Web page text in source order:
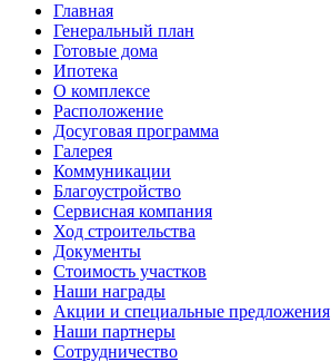
Главная
Генеральный план
Готовые дома
Ипотека
О комплексе
Расположение
Досуговая программа
Галерея
Коммуникации
Благоустройство
Сервисная компания
Ход строительства
Документы
Стоимость участков
Наши награды
Акции и специальные предложения
Наши партнеры
Сотрудничество